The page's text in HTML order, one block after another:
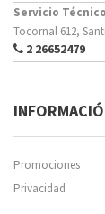
Servicio Técnico
Tocornal 612,
2 26652479
Promociones
Privacidad